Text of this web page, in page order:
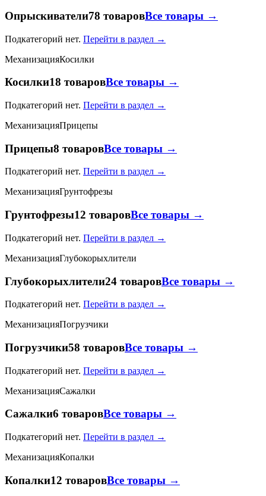
Опрыскиватели78 товаровВсе товары →
Подкатегорий нет. Перейти в раздел →
МеханизацияКосилки
Косилки18 товаровВсе товары →
Подкатегорий нет. Перейти в раздел →
МеханизацияПрицепы
Прицепы8 товаровВсе товары →
Подкатегорий нет. Перейти в раздел →
МеханизацияГрунтофрезы
Грунтофрезы12 товаровВсе товары →
Подкатегорий нет. Перейти в раздел →
МеханизацияГлубокорыхлители
Глубокорыхлители24 товаровВсе товары →
Подкатегорий нет. Перейти в раздел →
МеханизацияПогрузчики
Погрузчики58 товаровВсе товары →
Подкатегорий нет. Перейти в раздел →
МеханизацияСажалки
Сажалки6 товаровВсе товары →
Подкатегорий нет. Перейти в раздел →
МеханизацияКопалки
Копалки12 товаровВсе товары →